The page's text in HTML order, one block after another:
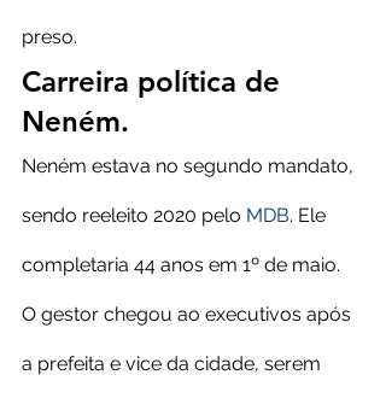
preso.
Carreira política de
Neném.
Neném estava no segundo mandato,
sendo reeleito 2020 pelo MDB. Ele
completaria 44 anos em 1º de maio.
O gestor chegou ao executivos após
a prefeita e vice da cidade, serem